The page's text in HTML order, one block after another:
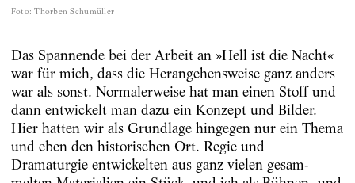
Foto: Thorben Schumüller
Das Spannende bei der Arbeit an »Hell ist die Nacht«
war für mich, dass die Herangehensweise ganz anders
war als sonst. Normalerweise hat man einen Stoff und
dann entwickelt man dazu ein Konzept und Bilder.
Hier hatten wir als Grundlage hingegen nur ein Thema
und eben den historischen Ort. Regie und
Dramaturgie entwickelten aus ganz vielen gesam­­­